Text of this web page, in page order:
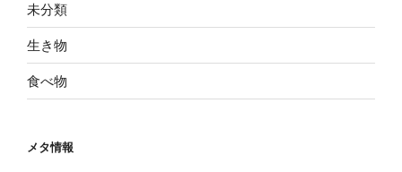
未分類
生き物
食べ物
メタ情報